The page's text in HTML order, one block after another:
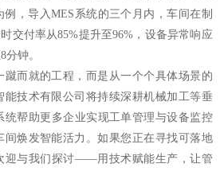
，导入MES系统的三个月内，车间在制
交付率从85%提升至96%，设备异常响应
钟。
而就的工程，而是从一个个具体场景的
能技术有限公司将持续深耕机械加工等垂
统帮助更多企业实现工单管理与设备监控
间焕发智能活力。如果您正在寻找可落地
迎与我们探讨——用技术赋能生产，让管